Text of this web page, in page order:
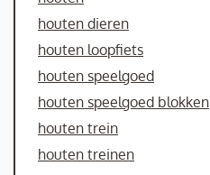
houten dieren
houten loopfiets
houten speelgoed
houten speelgoed blokken
houten trein
houten treinen